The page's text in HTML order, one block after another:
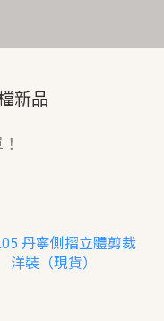
新品